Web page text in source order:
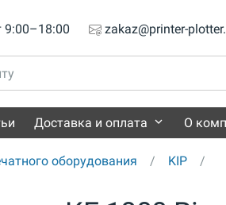
9:00–18:00 zakaz@printer-
Доставка и оплата О
оборудования KIP